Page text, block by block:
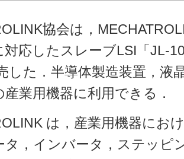
協会は，
対応したスレーブLSI「JL-
した．半導体製造装置，液
業用機器に利用できる．
は，産業用機器にお
タ，インバータ，ステッピ